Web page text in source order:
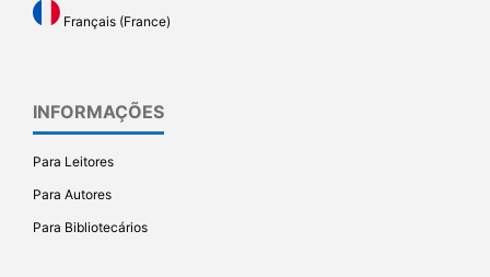
Français (France)
INFORMAÇÕES
Para Leitores
Para Autores
Para Bibliotecários